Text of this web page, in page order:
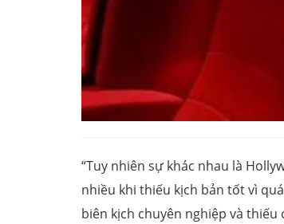
“Tuy nhiên sự khác nhau là
nhiều khi thiếu kịch bản tốt vì
biên kịch chuyên nghiệp và